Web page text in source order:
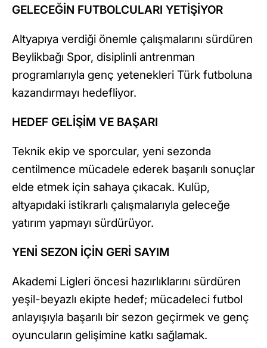
GELECEĞİN FUTBOLCULARI YETİŞİYOR
Altyapıya verdiği önemle çalışmalarını sürdüren
Beylikbağı Spor, disiplinli antrenman
programlarıyla genç yetenekleri Türk futboluna
kazandırmayı hedefliyor.
HEDEF GELİŞİM VE BAŞARI
Teknik ekip ve sporcular, yeni sezonda
centilmence mücadele ederek başarılı sonuçlar
elde etmek için sahaya çıkacak. Kulüp,
altyapıdaki istikrarlı çalışmalarıyla geleceğe
yatırım yapmayı sürdürüyor.
YENİ SEZON İÇİN GERİ SAYIM
Akademi Ligleri öncesi hazırlıklarını sürdüren
yeşil-beyazlı ekipte hedef; mücadeleci futbol
anlayışıyla başarılı bir sezon geçirmek ve genç
oyuncuların gelişimine katkı sağlamak.